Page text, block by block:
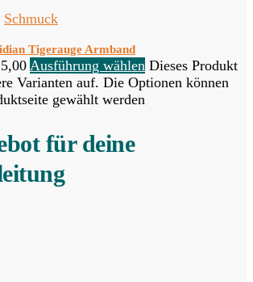
Schmuck
Tigerauge Armband
Ausführung wählen Dieses Produkt
Varianten auf. Die Optionen können
gewählt werden
für deine